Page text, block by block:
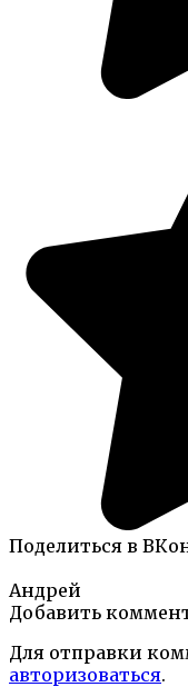
Поделиться в
Андрей
Добавить
Для отправки
авторизоваться.